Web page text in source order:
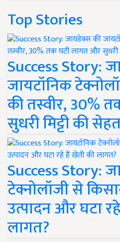
Top Stories
Success Story:
जायटॉनिक
की तस्वीर, 30%
सुधरी मिट्टी की
Success Story:
टेक्नोलॉजी से
उत्पादन और घटा
लागत?